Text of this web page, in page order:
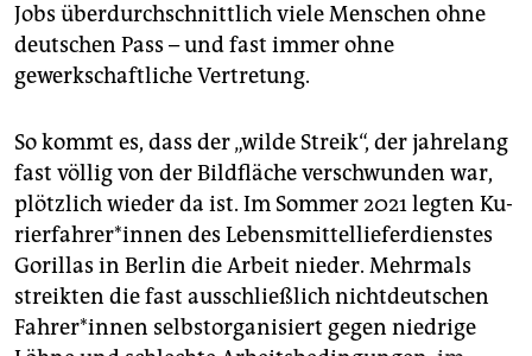
Jobs überdurchschnittlich viele Menschen ohne
deutschen Pass – und fast immer ohne
gewerkschaftliche Vertretung.
So kommt es, dass der „wilde Streik“, der jahrelang
fast völlig von der Bildfläche verschwunden war,
plötzlich wieder da ist. Im Sommer 2021 legten Ku­
rier­fah­re­r*in­nen des Lebensmittellieferdienstes
Gorillas in Berlin die Arbeit nieder. Mehrmals
streikten die fast ausschließlich nichtdeutschen
Fah­re­r*in­nen selbstorganisiert gegen niedrige